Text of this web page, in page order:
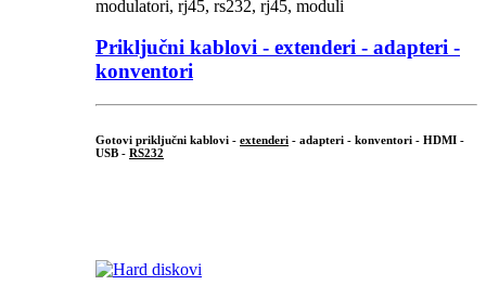
Priključni kablovi - extenderi - adapteri -
konventori
Gotovi priključni kablovi - extenderi - adapteri - konventori - HDMI -
USB - RS232